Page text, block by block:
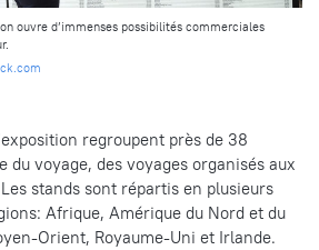
ouvre d’immenses possibilités commerciales
regroupent près de 38
du voyage, des voyages organisés aux
stands sont répartis en plusieurs
Afrique, Amérique du Nord et du
Orient, Royaume-Uni et Irlande.